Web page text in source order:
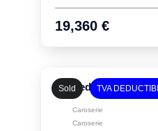
19,360 €
Sold TVA
Mercedes-Benz G
Caroserie
Caroserie